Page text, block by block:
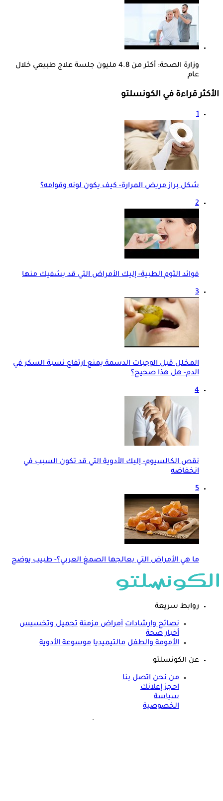
وزارة الصحة: أكثر من 4.8 مليون جلسة علاج طبيعي خلال
عام
الأكثر قراءة في الكونسلتو
1
شكل براز مريض المرارة- كيف يكون لونه وقوامه؟
2
فوائد الثوم الطبية- إليك الأمراض التي قد يشفيك منها
3
المخلل قبل الوجبات الدسمة يمنع ارتفاع نسبة السكر في
الدم- هل هذا صحيح؟
4
نقص الكالسيوم- إليك الأدوية التي قد تكون السبب في
انخفاضه
5
ما هي الأمراض التي يعالجها الصمغ العربي؟- طبيب يوضح
روابط سريعة
نصائح وارشادات أمراض مزمنة تجميل وتخسيس
أخبار صحة
الأمومة والطفل مالتيميديا موسوعة الأدوية
عن الكونسلتو
من نحن اتصل بنا
احجز إعلانك
سياسة
الخصوصية